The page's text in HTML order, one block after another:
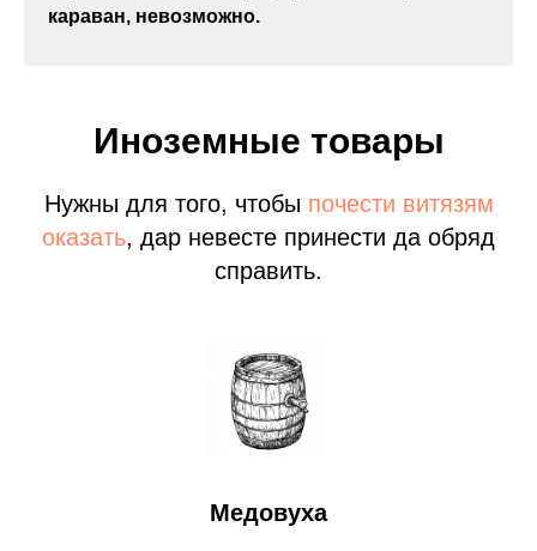
караван, невозможно.
Иноземные товары
Нужны для того, чтобы почести витязям
оказать, дар невесте принести да обряд
справить.
Медовуха